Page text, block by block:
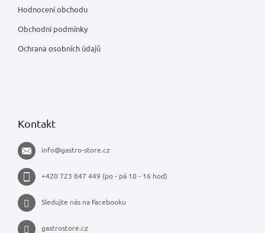
Hodnocení obchodu
Obchodní podmínky
Ochrana osobních údajů
Kontakt
info@gastro-store.cz
+420 723 847 449 (po - pá 10 - 16 hod)
Sledujte nás na Facebooku
gastrostore.cz